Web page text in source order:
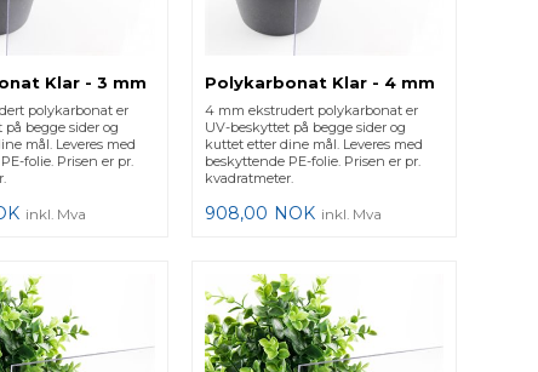
Klar - 3 mm
polykarbonat er
begge sider og
mål. Leveres med
folie. Prisen er pr.
inkl. Mva
Polykarbonat Klar - 4 mm
4 mm ekstrudert polykarbonat er
UV-beskyttet på begge sider og
kuttet etter dine mål. Leveres med
beskyttende PE-folie. Prisen er pr.
kvadratmeter.
908,00 NOK inkl. Mva